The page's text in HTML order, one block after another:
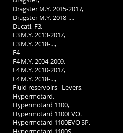
Dragster M.Y. 2015-2017,
Dragster M.Y. 2018-...,
Ducati, F3,
F3 M.Y. 2013-2017,
F3 M.Y. 2018-...,
F4,
F4 M.Y. 2004-2009,
F4 M.Y. 2010-2017,
F4 M.Y. 2018-...,
Fluid reservoirs - Levers,
Hypermotard,
Hypermotard 1100,
Hypermotard 1100EVO,
Hypermotard 1100EVO SP,
Hypermotard 1100S,